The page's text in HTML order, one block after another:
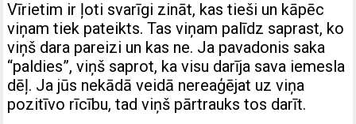
Vīrietim ir ļoti svarīgi zināt, kas tieši un kāpēc
viņam tiek pateikts. Tas viņam palīdz saprast, ko
viņš dara pareizi un kas ne. Ja pavadonis saka
“paldies”, viņš saprot, ka visu darīja sava iemesla
dēļ. Ja jūs nekādā veidā nereaģējat uz viņa
pozitīvo rīcību, tad viņš pārtrauks tos darīt.